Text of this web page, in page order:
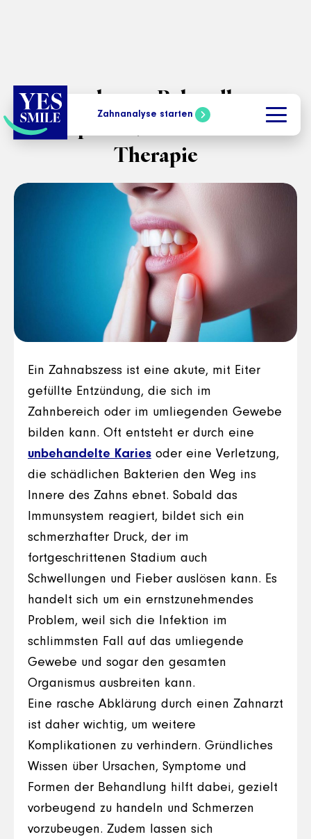
Zahnanalyse starten
Zahnabszess Behandlung:
Symptome, Ursachen und
Therapie
Ein Zahnabszess ist eine akute, mit Eiter
gefüllte Entzündung, die sich im
Zahnbereich oder im umliegenden Gewebe
bilden kann. Oft entsteht er durch eine
unbehandelte Karies oder eine Verletzung,
die schädlichen Bakterien den Weg ins
Innere des Zahns ebnet. Sobald das
Immunsystem reagiert, bildet sich ein
schmerzhafter Druck, der im
fortgeschrittenen Stadium auch
Schwellungen und Fieber auslösen kann. Es
handelt sich um ein ernstzunehmendes
Problem, weil sich die Infektion im
schlimmsten Fall auf das umliegende
Gewebe und sogar den gesamten
Organismus ausbreiten kann.
Eine rasche Abklärung durch einen Zahnarzt
ist daher wichtig, um weitere
Komplikationen zu verhindern. Gründliches
Wissen über Ursachen, Symptome und
Formen der Behandlung hilft dabei, gezielt
vorbeugend zu handeln und Schmerzen
vorzubeugen. Zudem lassen sich